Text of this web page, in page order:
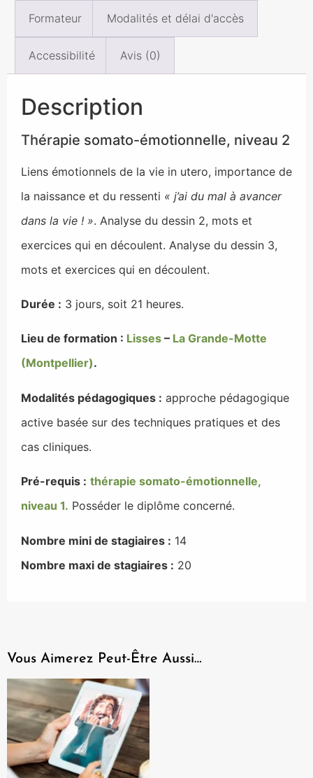
Formateur Modalités et délai d'accès
Accessibilité Avis (0)
Description
Thérapie somato-émotionnelle, niveau 2
Liens émotionnels de la vie in utero, importance de
la naissance et du ressenti « j’ai du mal à avancer
dans la vie ! ». Analyse du dessin 2, mots et
exercices qui en découlent. Analyse du dessin 3,
mots et exercices qui en découlent.
Durée : 3 jours, soit 21 heures.
Lieu de formation : Lisses – La Grande-Motte
(Montpellier).
Modalités pédagogiques : approche pédagogique
active basée sur des techniques pratiques et des
cas cliniques.
Pré-requis : thérapie somato-émotionnelle,
niveau 1. Posséder le diplôme concerné.
Nombre mini de stagiaires : 14
Nombre maxi de stagiaires : 20
Vous Aimerez Peut-Être Aussi…